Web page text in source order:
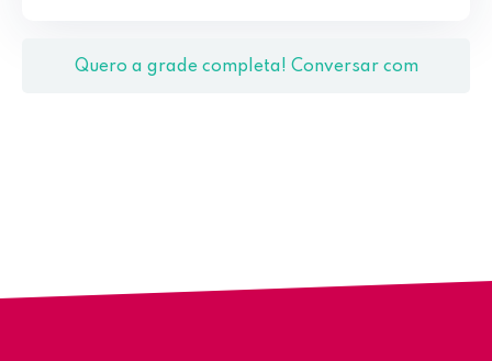
Quero a grade completa! Conversar com